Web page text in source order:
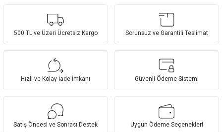
Bu ürünün fiyat bilgisi, resim, ürün açıklamalarında ve diğer konularda
yetersiz gördüğünüz noktaları öneri formunu kullanarak tarafımıza
Görüş ve önerileriniz için teşekkür ederiz.
Ürün resmi kalitesiz, bozuk veya görüntülenemiyor.
Ürün açıklamasında eksik bilgiler bulunuyor.
Bu ürüne benzer farklı alternatifler olmalı.
500 TL ve Üzeri Ücretsiz Kargo Sorunsuz ve Garantili Teslimat
Hızlı ve Kolay İade İmkanı Güvenli Ödeme Sistemi
Satış Öncesi ve Sonrası Destek Uygun Ödeme Seçenekleri